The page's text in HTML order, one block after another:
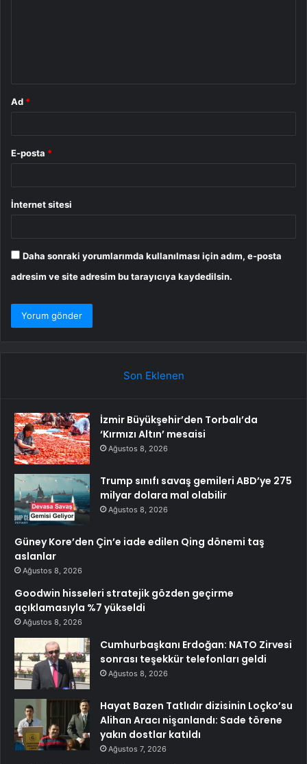
Ad *
E-posta *
İnternet sitesi
Daha sonraki yorumlarımda kullanılması için adım, e-posta
adresim ve site adresim bu tarayıcıya kaydedilsin.
Son Eklenen
İzmir Büyükşehir’den Torbalı’da
‘Kırmızı Altın’ mesaisi
Ağustos 8, 2026
Trump sınıfı savaş gemileri ABD’ye 275
milyar dolara mal olabilir
Ağustos 8, 2026
Güney Kore’den Çin’e iade edilen Qing dönemi taş
aslanlar
Ağustos 8, 2026
Goodwin hisseleri stratejik gözden geçirme
açıklamasıyla %7 yükseldi
Ağustos 8, 2026
Cumhurbaşkanı Erdoğan: NATO Zirvesi
sonrası teşekkür telefonları geldi
Ağustos 8, 2026
Hayat Bazen Tatlıdır dizisinin Loçko’su
Alihan Aracı nişanlandı: Sade törene
yakın dostlar katıldı
Ağustos 7, 2026